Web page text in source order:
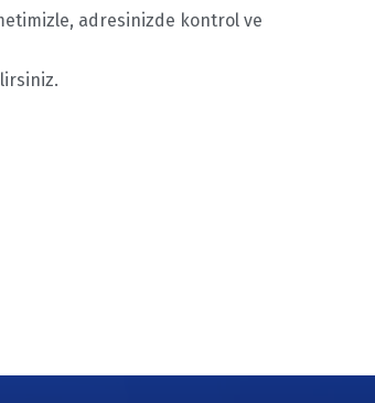
adresinizde kontrol ve